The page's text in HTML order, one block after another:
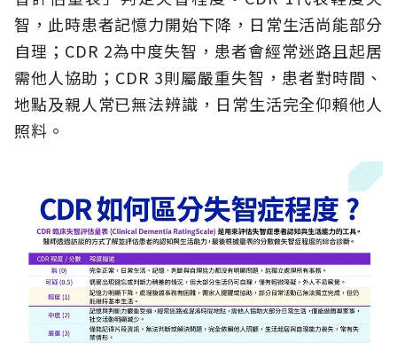
智，此時患者記憶力開始下降，日常生活尚能部分
自理；CDR 2為中度失智，患者會經常迷路且起居
需他人協助；CDR 3則屬嚴重失智，患者對時間、
地點及親人常已無法辨識，日常生活完全仰賴他人
照料。